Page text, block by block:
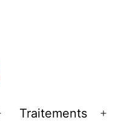
Ouvrir
Traitements